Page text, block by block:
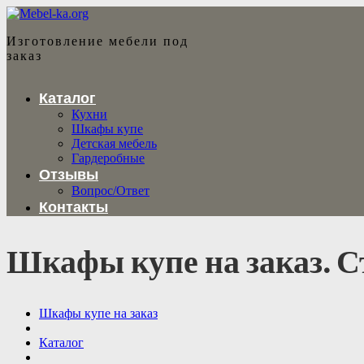
Изготовление мебели под
заказ
Каталог
Кухни
Шкафы купе
Детская мебель
Гардеробные
Отзывы
Вопрос/Ответ
Контакты
Шкафы купе на заказ.
Шкафы купе на заказ
Каталог